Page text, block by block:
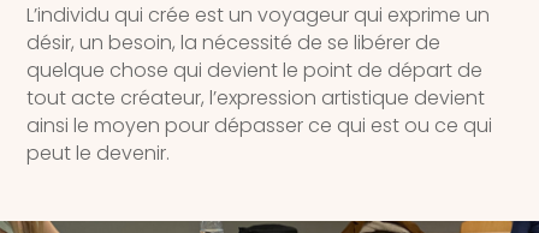
L’individu qui crée est un voyageur qui exprime un
désir, un besoin, la nécessité de se libérer de
quelque chose qui devient le point de départ de
tout acte créateur, l’expression artistique devient
ainsi le moyen pour dépasser ce qui est ou ce qui
peut le devenir.